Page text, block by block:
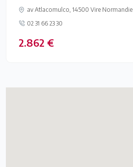
av Atlacomulco, 14500 Vire Normandie
02 31 66 23 30
2.862 €